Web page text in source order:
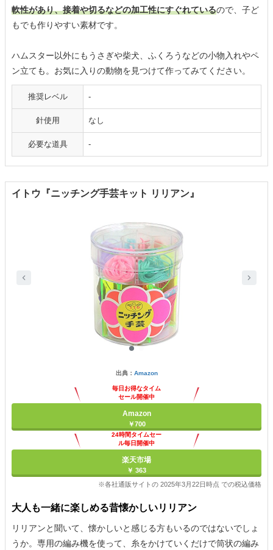
軟性があり、接着や切るなどの加工性にすぐれているので、子ど
もでも作りやすい素材です。
ハムスター以外にもうさぎや柴犬、ふくろうなどの小物入れやペ
ン立ても。お気に入りの動物を見つけて作ってみてください。
推奨レベル -
針使用 なし
必要な道具 -
イトウ『ニッチング手芸キット リリアン』
出典： Amazon
毎日お得なタイム
セール開催中
Amazon
￥700
24時間タイムセー
ル毎日開催中
楽天市場
￥ 363
※各社通販サイトの 2025年3月22日時点 での税込価格
大人も一緒に楽しめる昔懐かしいリリアン
リリアンと聞いて、懐かしいと感じる方もいるのではないでしょ
うか。専用の編み機を使って、糸をかけていくだけで筒状の編み